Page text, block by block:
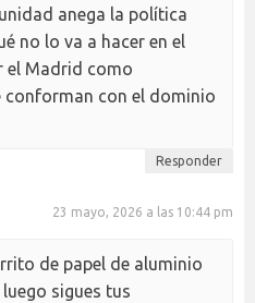
anega la política
no lo va a hacer en el
el Madrid como
conforman con el dominio
Responder
23 mayo, 2026 a las 10:44 pm
de papel de aluminio
sigues tus